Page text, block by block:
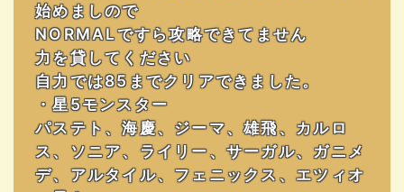
始めましので
NORMALですら攻略できてません
力を貸してください
自力では85までクリアできました。
・星5モンスター
パステト、海慶、ジーマ、雄飛、カルロ
ス、ソニア、ライリー、サーガル、ガニメ
デ、アルタイル、フェニックス、エツィオ